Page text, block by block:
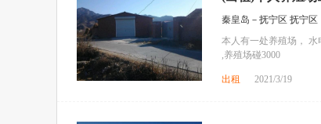
秦皇岛－抚宁区 抚宁区
本人有一处养殖场， 水
,养殖场碰3000
出租 2021/3/19